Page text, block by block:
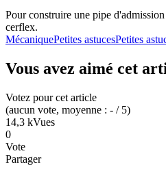
Pour construire une pipe
cerflex.
MécaniquePetites astucesPetites
Vous avez aimé cet
Votez pour cet article
(aucun vote, moyenne : - / 5)
14,3 kVues
0
Vote
Partager